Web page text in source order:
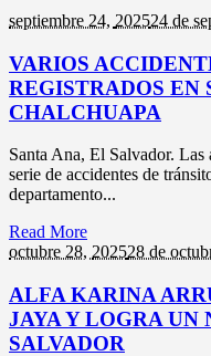
septiembre 24, 202524 de
VARIOS
REGISTRADOS EN
CHALCHUAPA
Santa Ana, El Salvador. Las
serie de accidentes de
departamento...
Read More
octubre 28, 202528 de
ALFA KARINA
JAYA Y LOGRA UN
SALVADOR